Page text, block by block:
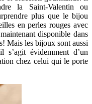
la Saint-Valentin ou
plus que le bijou
en perles rouges avec
disponible dans
Mais les bijoux sont aussi
s’agit évidemment d’un
chez celui qui le porte